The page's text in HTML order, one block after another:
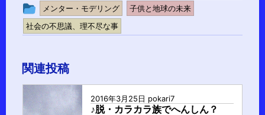
投
稿
グ
ー
プ
メンター・モデリング
子供と地球の未来
社会の不思議、理不尽な事
関連投稿
2016年3月25日 pokari7
♪脱・カラカラ族でへんしん？